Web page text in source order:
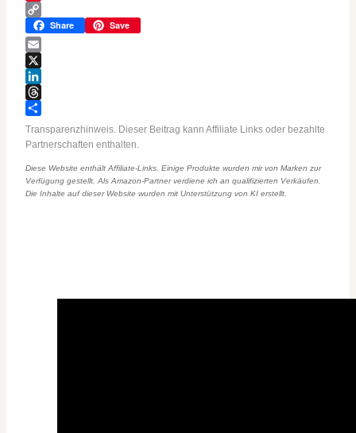
Pinterest
Copy
Link
Share Save
Email
X
LinkedIn
Threads
Teilen
Transparenzhinweis. Dieser Beitrag kann Affiliate Links oder bezahlte
Partnerschaften enthalten.
Diese Website enthält Affiliate-Links. Einige Produkte wurden mir von Marken zur
Verfügung gestellt. Als Amazon-Partner verdiene ich an qualifizierten Verkäufen.
Die Inhalte auf dieser Website wurden mit Unterstützung von KI erstellt.